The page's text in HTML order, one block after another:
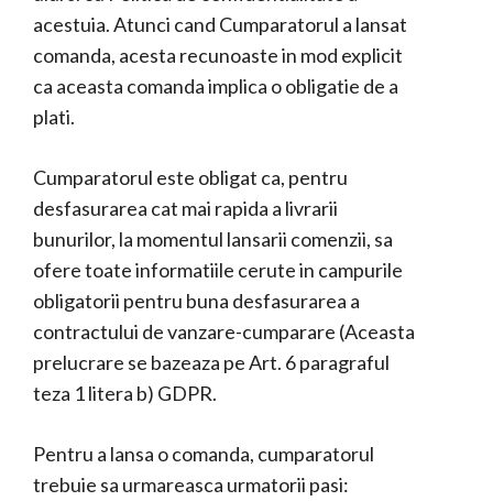
acestuia. Atunci cand Cumparatorul a lansat
comanda, acesta recunoaste in mod explicit
ca aceasta comanda implica o obligatie de a
plati.
Cumparatorul este obligat ca, pentru
desfasurarea cat mai rapida a livrarii
bunurilor, la momentul lansarii comenzii, sa
ofere toate informatiile cerute in campurile
obligatorii pentru buna desfasurarea a
contractului de vanzare-cumparare (Aceasta
prelucrare se bazeaza pe Art. 6 paragraful
teza 1 litera b) GDPR.
Pentru a lansa o comanda, cumparatorul
trebuie sa urmareasca urmatorii pasi: